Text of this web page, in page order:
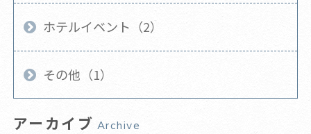
ホテルイベント（2）
その他（1）
アーカイブ Archive